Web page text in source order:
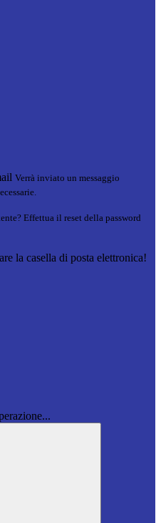
Verrà inviato un messaggio
Effettua il reset della password
la casella di posta elettronica!